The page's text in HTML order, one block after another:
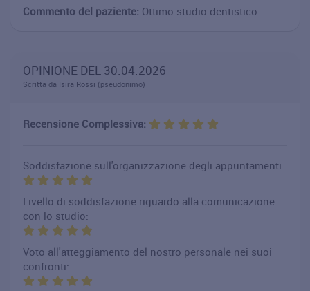
Commento del paziente: Ottimo studio dentistico
OPINIONE DEL 30.04.2026
Scritta da Isira Rossi (pseudonimo)
Recensione Complessiva:
Soddisfazione sull'organizzazione degli appuntamenti:
Livello di soddisfazione riguardo alla comunicazione
con lo studio:
Voto all'atteggiamento del nostro personale nei suoi
confronti: